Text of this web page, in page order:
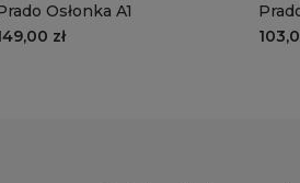
Osłonka A1
zł